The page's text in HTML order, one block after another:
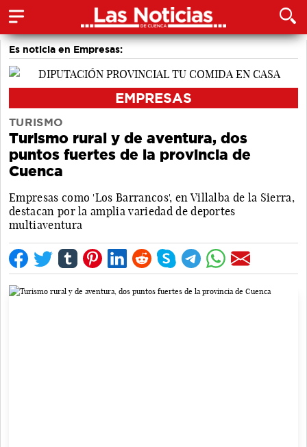
Es noticia en Empresas:
EMPRESAS
TURISMO
Turismo rural y de aventura, dos
puntos fuertes de la provincia de
Cuenca
Empresas como 'Los Barrancos', en Villalba de la Sierra,
destacan por la amplia variedad de deportes
multiaventura